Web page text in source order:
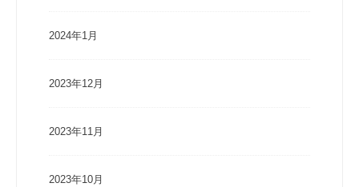
2024年1月
2023年12月
2023年11月
2023年10月